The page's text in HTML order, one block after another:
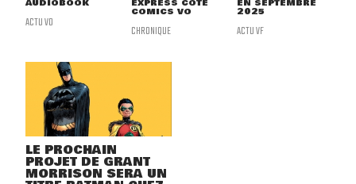
AUDIOBOOK
ACTU VO
EXPRESS CÔTÉ
COMICS VO
CHRONIQUE
EN SEPTEMBRE
2025
ACTU VF
LE PROCHAIN
PROJET DE GRANT
MORRISON SERA UN